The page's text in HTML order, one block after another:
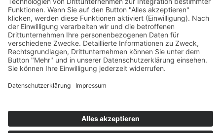
Mitglied werden!
Impressum
Datenschutz
Copyright 2023. All rights reserved.